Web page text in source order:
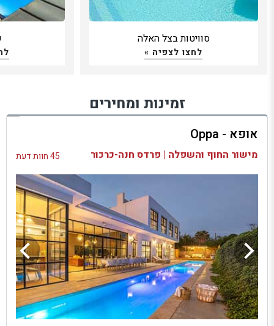
סוויטות בצל האלה
לחצו לצפיה »
זמינות ומחירים
אופא - Oppa
מישור החוף והשפלה | פרדס חנה-כרכור 45 חוות דעת